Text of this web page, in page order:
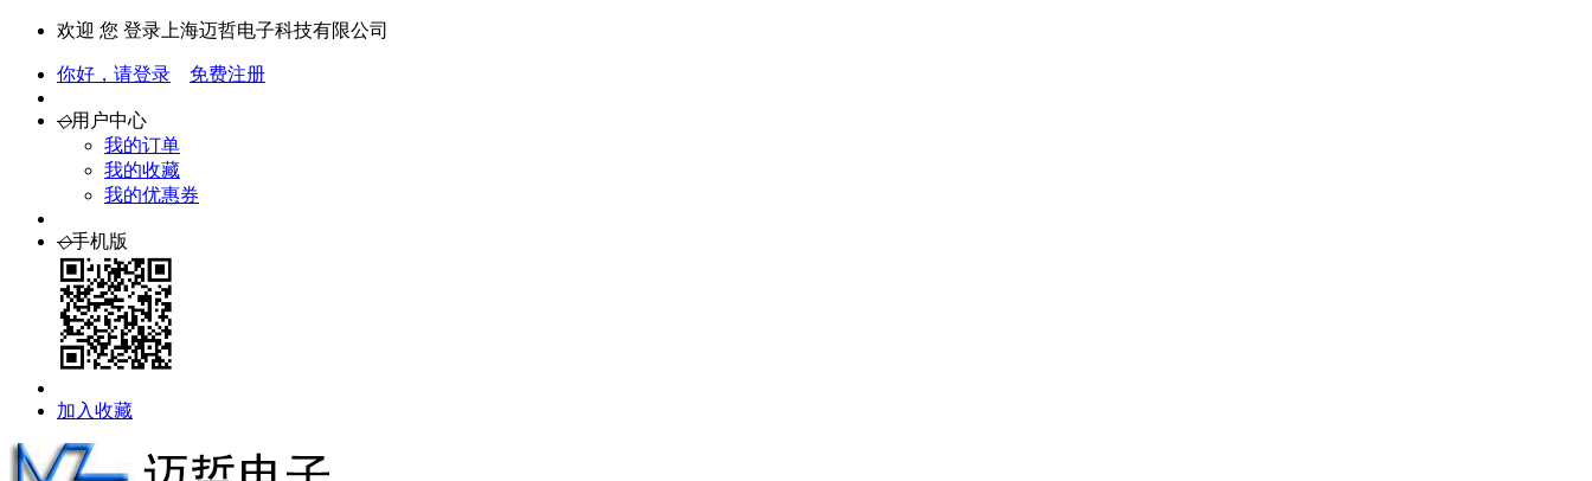
欢迎 您 登录上海迈哲电子科技有限公司
你好，请登录 免费注册
◇用户中心
我的订单
我的收藏
我的优惠券
◇手机版
加入收藏